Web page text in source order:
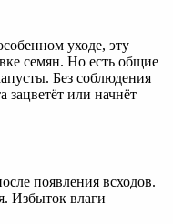
уходе, эту
семян. Но есть общие
Без соблюдения
зацветёт или начнёт
появления всходов.
Избыток влаги